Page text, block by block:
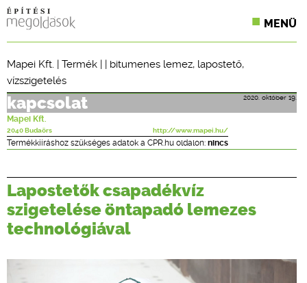
MENÜ
CPR TERMÉKKIÍRÁS
ÉPÍTÉSI JOG
ONLINE KÉPZÉSEK
TERVEZÉSI SEGÉDLETEK
Mapei Kft. | Termék | | bitumenes lemez, lapostető,
vízszigetelés
2020. október 19.
kapcsolat
Mapei Kft.
2040 Budaörs http://www.mapei.hu/
Termékkiíráshoz szükséges adatok a CPR.hu oldalon: nincs
Lapostetők csapadékvíz
szigetelése öntapadó lemezes
technológiával